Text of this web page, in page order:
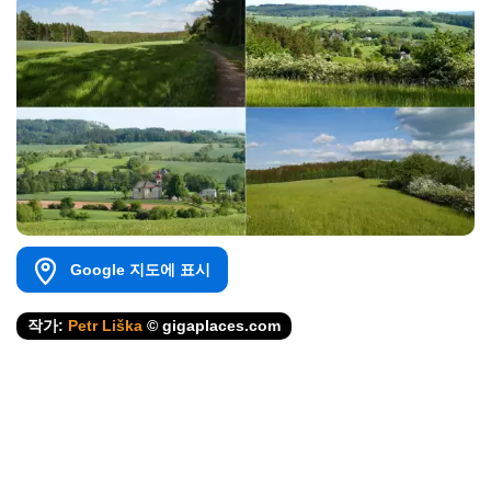
Google 지도에 표시
작가: Petr Liška © gigaplaces.com